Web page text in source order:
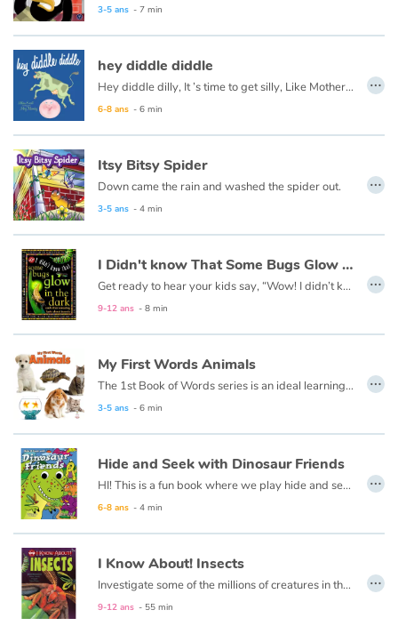
This book is also available in French:
3-5 ans - 7 min
hey diddle diddle
Hey diddle dilly, It ’s time to get silly, Like Mother Goose likes to do.
6-8 ans - 6 min
…
Itsy Bitsy Spider
Down came the rain and washed the spider out.
3-5 ans - 4 min
…
I Didn't know That Some Bugs Glow in the Dark
Get ready to hear your kids say, “Wow! I didn’t know that!” as they dive into this fun, informative, question-answering series of books!
9-12 ans - 8 min
…
My First Words Animals
The 1st Book of Words series is an ideal learning tool for budding young minds. Every page is filled with vivid, close-up photos of familiar people, places and things, illustrating simple word concepts that expand vocabulary skills.
3-5 ans - 6 min
…
Hide and Seek with Dinosaur Friends
HI! This is a fun book where we play hide and seek. If you think you‘d like to play it is okay to take a peek. When you’re ready just say “go!” I will hide inside the book, and the dinosaurs inside will all try to help you look!
6-8 ans - 4 min
…
I Know About! Insects
Investigate some of the millions of creatures in the species of insects!
9-12 ans - 55 min
…